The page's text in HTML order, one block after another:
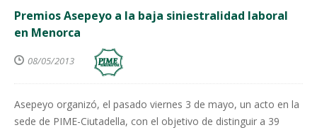
Premios Asepeyo a la baja siniestralidad laboral
en Menorca
08/05/2013
Asepeyo organizó, el pasado viernes 3 de mayo, un acto en la
sede de PIME-Ciutadella, con el objetivo de distinguir a 39